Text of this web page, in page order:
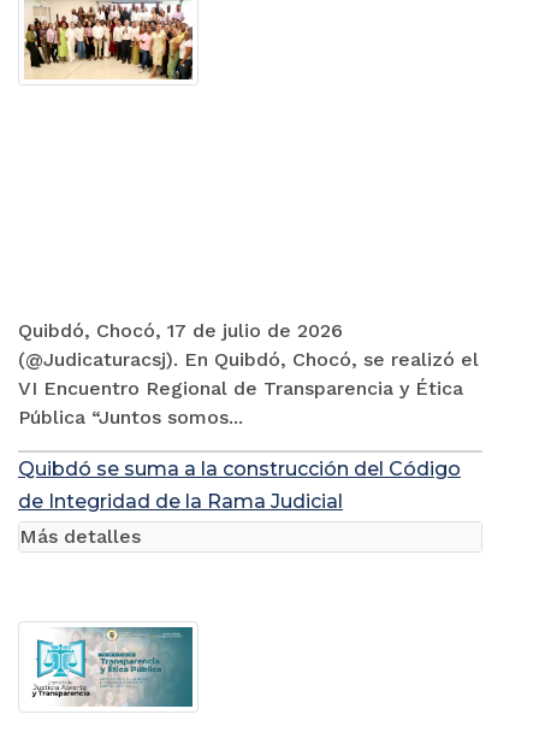
Quibdó, Chocó, 17 de julio de 2026
(@Judicaturacsj). En Quibdó, Chocó, se realizó el
VI Encuentro Regional de Transparencia y Ética
Pública “Juntos somos...
Quibdó se suma a la construcción del Código
de Integridad de la Rama Judicial
Más detalles